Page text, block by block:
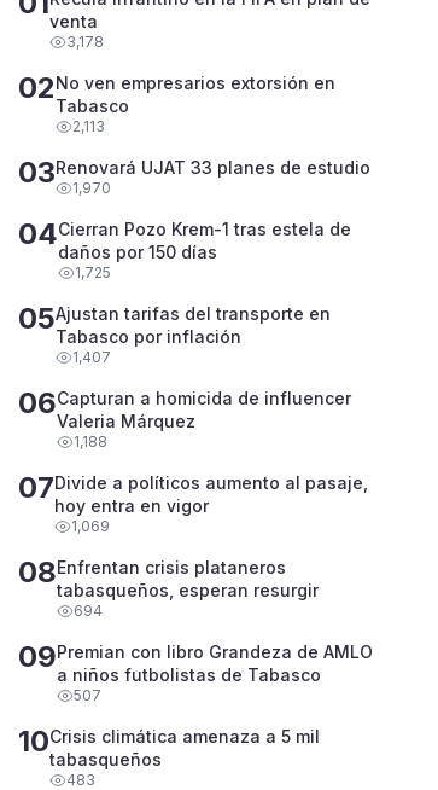
venta
3,178
02No ven empresarios extorsión en
Tabasco
2,113
03Renovará UJAT 33 planes de estudio
1,970
04Cierran Pozo Krem-1 tras estela de
daños por 150 días
1,725
05Ajustan tarifas del transporte en
Tabasco por inflación
1,407
06Capturan a homicida de influencer
Valeria Márquez
1,188
07Divide a políticos aumento al pasaje,
hoy entra en vigor
1,069
08Enfrentan crisis plataneros
tabasqueños, esperan resurgir
694
09Premian con libro Grandeza de AMLO
a niños futbolistas de Tabasco
507
10Crisis climática amenaza a 5 mil
tabasqueños
483